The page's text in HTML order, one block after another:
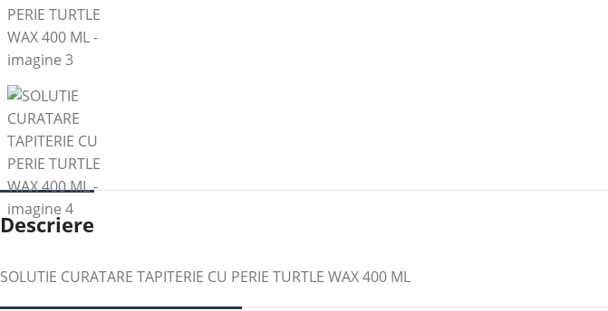
Descriere
SOLUTIE CURATARE TAPITERIE CU PERIE TURTLE WAX 400 ML